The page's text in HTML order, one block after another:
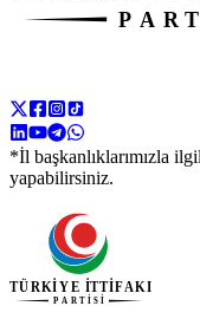
*İl başkanlıklarımızla
yapabilirsiniz.